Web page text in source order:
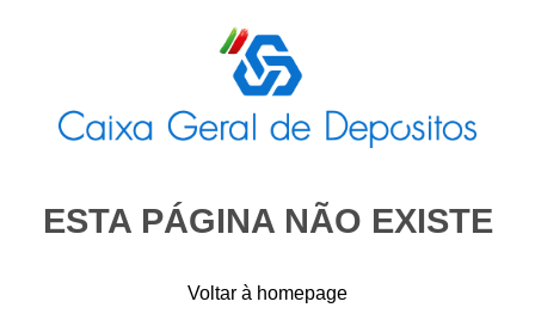
ESTA PÁGINA NÃO EXISTE
Voltar à homepage